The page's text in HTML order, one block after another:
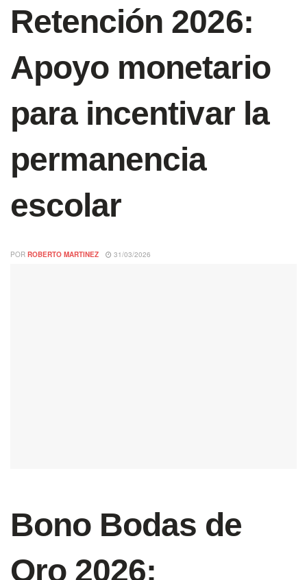
Retención 2026:
Apoyo monetario
para incentivar la
permanencia
escolar
POR ROBERTO MARTINEZ 31/03/2026
Bono Bodas de
Oro 2026: